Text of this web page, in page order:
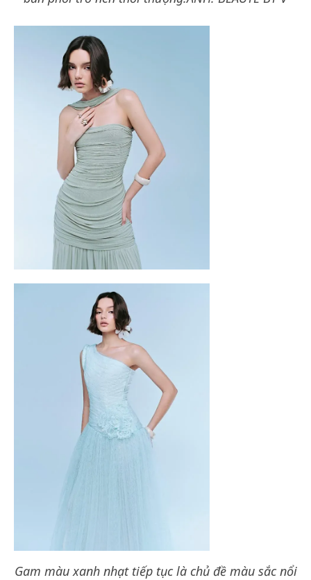
Gam màu xanh nhạt tiếp tục là chủ đề màu sắc nổi